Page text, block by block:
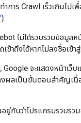
ทำการ Crawl เร็วเกินไ
)
ไม่ได้รวบรวมข้อมูล
ถเข้าถึงได้หากไม่ลงชื่อเข้า
Google จะแสดงหน้าเว็บ
ผลเป็นขั้นตอนสําคัญเนื่อ
อยู่กับว่าโปรแกรมรวบรว